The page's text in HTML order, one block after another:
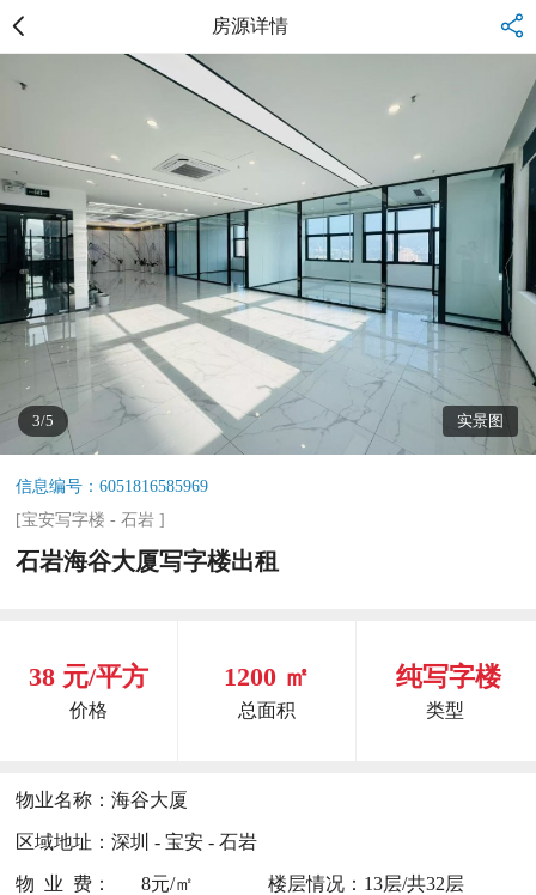
房源详情
3/5 实景图
信息编号：6051816585969
[宝安写字楼 -石岩 ]
石岩海谷大厦写字楼出租
38 元/平方
价格
1200 ㎡
总面积
纯写字楼
类型
物业名称：海谷大厦
区域地址：深圳 - 宝安 - 石岩
物 业 费： 8元/㎡ 楼层情况： 13层/共32层